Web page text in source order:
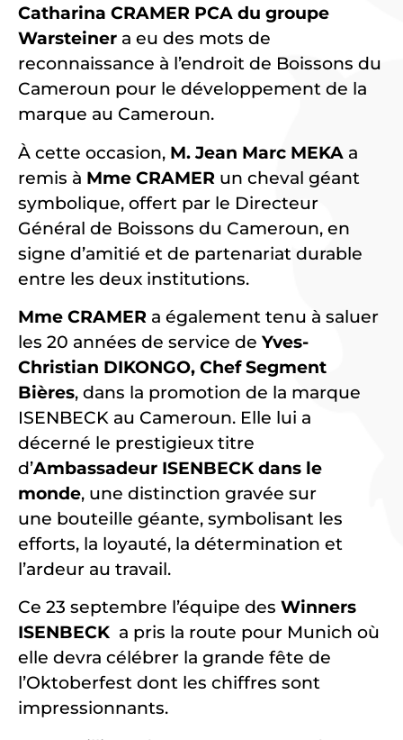
Catharina CRAMER PCA du groupe
Warsteiner a eu des mots de
reconnaissance à l’endroit de Boissons du
Cameroun pour le développement de la
marque au Cameroun.
À cette occasion, M. Jean Marc MEKA a
remis à Mme CRAMER un cheval géant
symbolique, offert par le Directeur
Général de Boissons du Cameroun, en
signe d’amitié et de partenariat durable
entre les deux institutions.
Mme CRAMER a également tenu à saluer
les 20 années de service de Yves-
Christian DIKONGO, Chef Segment
Bières, dans la promotion de la marque
ISENBECK au Cameroun. Elle lui a
décerné le prestigieux titre
d’Ambassadeur ISENBECK dans le
monde, une distinction gravée sur
une bouteille géante, symbolisant les
efforts, la loyauté, la détermination et
l’ardeur au travail.
Ce 23 septembre l’équipe des Winners
ISENBECK a pris la route pour Munich où
elle devra célébrer la grande fête de
l’Oktoberfest dont les chiffres sont
impressionnants.